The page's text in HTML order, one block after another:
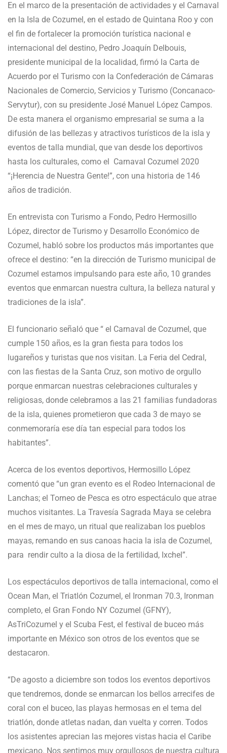
En el marco de la presentación de actividades y el Carnaval
en la Isla de Cozumel, en el estado de Quintana Roo y con
el fin de fortalecer la promoción turística nacional e
internacional del destino, Pedro Joaquín Delbouis,
presidente municipal de la localidad, firmó la Carta de
Acuerdo por el Turismo con la Confederación de Cámaras
Nacionales de Comercio, Servicios y Turismo (Concanaco-
Servytur), con su presidente José Manuel López Campos.
De esta manera el organismo empresarial se suma a la
difusión de las bellezas y atractivos turísticos de la isla y
eventos de talla mundial, que van desde los deportivos
hasta los culturales, como el Carnaval Cozumel 2020
“¡Herencia de Nuestra Gente!”, con una historia de 146
años de tradición.
En entrevista con Turismo a Fondo, Pedro Hermosillo
López, director de Turismo y Desarrollo Económico de
Cozumel, habló sobre los productos más importantes que
ofrece el destino: “en la dirección de Turismo municipal de
Cozumel estamos impulsando para este año, 10 grandes
eventos que enmarcan nuestra cultura, la belleza natural y
tradiciones de la isla”.
El funcionario señaló que “ el Carnaval de Cozumel, que
cumple 150 años, es la gran fiesta para todos los
lugareños y turistas que nos visitan. La Feria del Cedral,
con las fiestas de la Santa Cruz, son motivo de orgullo
porque enmarcan nuestras celebraciones culturales y
religiosas, donde celebramos a las 21 familias fundadoras
de la isla, quienes prometieron que cada 3 de mayo se
conmemoraría ese día tan especial para todos los
habitantes”.
Acerca de los eventos deportivos, Hermosillo López
comentó que “un gran evento es el Rodeo Internacional de
Lanchas; el Torneo de Pesca es otro espectáculo que atrae
muchos visitantes. La Travesía Sagrada Maya se celebra
en el mes de mayo, un ritual que realizaban los pueblos
mayas, remando en sus canoas hacia la isla de Cozumel,
para rendir culto a la diosa de la fertilidad, Ixchel”.
Los espectáculos deportivos de talla internacional, como el
Ocean Man, el Triatlón Cozumel, el Ironman 70.3, Ironman
completo, el Gran Fondo NY Cozumel (GFNY),
AsTriCozumel y el Scuba Fest, el festival de buceo más
importante en México son otros de los eventos que se
destacaron.
“De agosto a diciembre son todos los eventos deportivos
que tendremos, donde se enmarcan los bellos arrecifes de
coral con el buceo, las playas hermosas en el tema del
triatlón, donde atletas nadan, dan vuelta y corren. Todos
los asistentes aprecian las mejores vistas hacia el Caribe
mexicano. Nos sentimos muy orgullosos de nuestra cultura